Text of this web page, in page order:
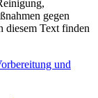
gegen
diesem Text finden